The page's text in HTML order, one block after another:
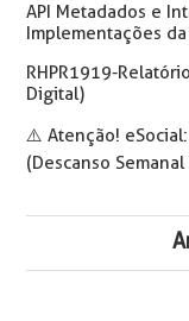
API Metadados e
Implementações
RHPR1919-
Digital)
⚠️ Atenção!
(Descanso